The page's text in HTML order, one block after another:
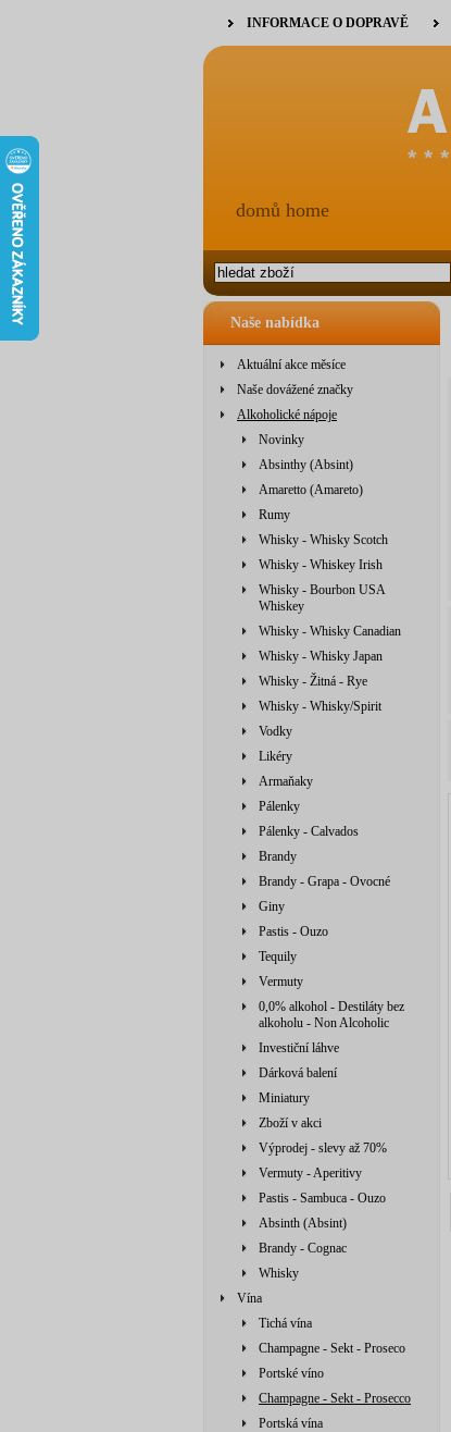
Naše nabídka
Aktuální akce měsíce
Naše dovážené značky
Alkoholické nápoje
Novinky
Absinthy (Absint)
Amaretto (Amareto)
Rumy
Whisky - Whisky Scotch
Whisky - Whiskey Irish
Whisky - Bourbon USA
Whiskey
Whisky - Whisky Canadian
Whisky - Whisky Japan
Whisky - Žitná - Rye
Whisky - Whisky/Spirit
Vodky
Likéry
Armaňaky
Pálenky
Pálenky - Calvados
Brandy
Brandy - Grapa - Ovocné
Giny
Pastis - Ouzo
Tequily
Vermuty
0,0% alkohol - Destiláty bez
alkoholu - Non Alcoholic
Investiční láhve
Dárková balení
Miniatury
Zboží v akci
Výprodej - slevy až 70%
Vermuty - Aperitivy
Pastis - Sambuca - Ouzo
Absinth (Absint)
Brandy - Cognac
Whisky
Vína
Tichá vína
Champagne - Sekt - Proseco
Portské víno
Champagne - Sekt - Prosecco
Portská vína
INFORMACE O DOPRAVĚ
domů home